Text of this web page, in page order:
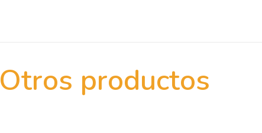
Otros productos